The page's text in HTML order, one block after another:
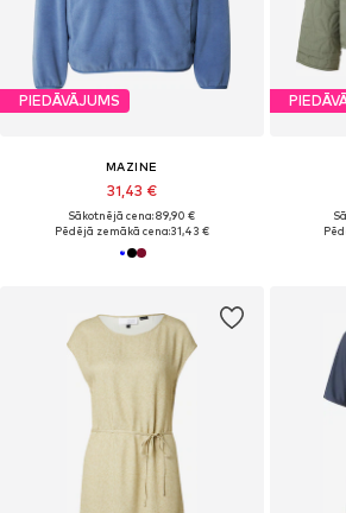
PIEDĀVĀJUMS
MAZINE
31,43 €
Sākotnējā cena: 89,90 €
Pēdējā zemākā cena:31,43 €